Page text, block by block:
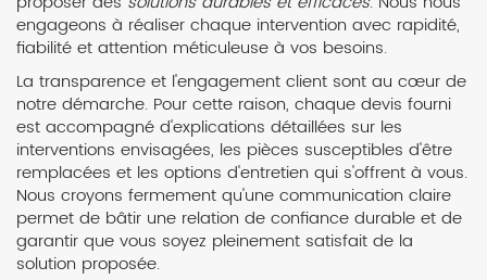
engageons à réaliser chaque intervention avec rapidité,
fiabilité et attention méticuleuse à vos besoins.
La transparence et l'engagement client sont au cœur de
notre démarche. Pour cette raison, chaque devis fourni
est accompagné d'explications détaillées sur les
interventions envisagées, les pièces susceptibles d'être
remplacées et les options d'entretien qui s'offrent à vous.
Nous croyons fermement qu'une communication claire
permet de bâtir une relation de confiance durable et de
garantir que vous soyez pleinement satisfait de la
solution proposée.